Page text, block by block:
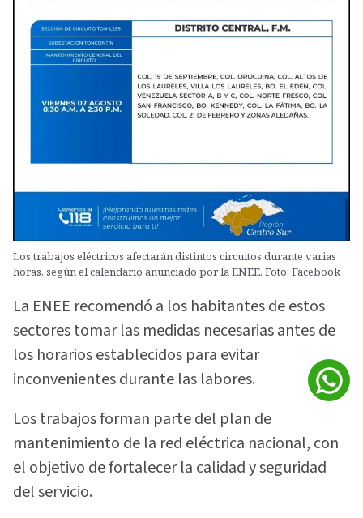
Los trabajos eléctricos afectarán distintos circuitos durante varias
horas, según el calendario anunciado por la ENEE. Foto: Facebook
La ENEE recomendó a los habitantes de estos
sectores tomar las medidas necesarias antes de
los horarios establecidos para evitar
inconvenientes durante las labores.
Los trabajos forman parte del plan de
mantenimiento de la red eléctrica nacional, con
el objetivo de fortalecer la calidad y seguridad
del servicio.